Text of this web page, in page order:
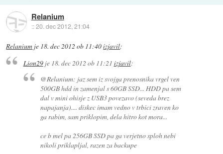
Relanium
::20. dec 2012, 21:04
Relanium je 18. dec 2012 ob 11:40izjavil:
Lion29je 18. dec 2012 ob 11:21 izjavil:
@Relanium: jaz sem iz svojga prenosnika vrgel ven
500GB hdd in zamenjal s 60GB SSD... HDD pa sem
dal v mini ohisje z USB3 povezavo (seveda brez
napajanja).... diskec imam vedno v trbici zraven ko
ga rabim, sam priklopim, dela hitro kot mora...
ce b mel pa 256GB SSD pa ga verjetno sploh nebi
nikoli priklapljal, razen za backupe